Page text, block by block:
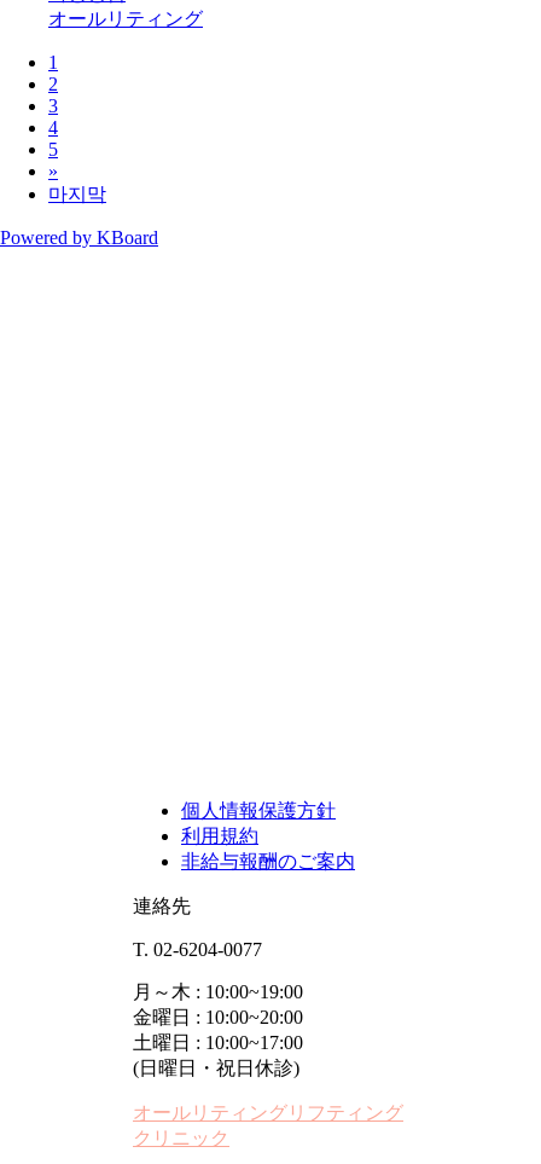
オールリティング
1
2
3
4
5
»
마지막
Powered by KBoard
個人情報保護方針
利用規約
非給与報酬のご案内
連絡先
T. 02-6204-0077
月～木 : 10:00~19:00
金曜日 : 10:00~20:00
土曜日 : 10:00~17:00
(日曜日・祝日休診)
オールリティングリフティング
クリニック